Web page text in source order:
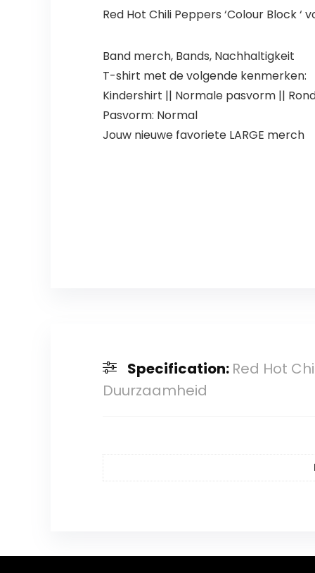
Red Hot Chili Peppers ‘Colour Block
Band merch, Bands, Nachhaltigkeit
T-shirt met de volgende kenmerken:
Kindershirt || Normale pasvorm ||
Pasvorm: Normal
Jouw nieuwe favoriete LARGE merch
Specification: Red Hot
Duurzaamheid